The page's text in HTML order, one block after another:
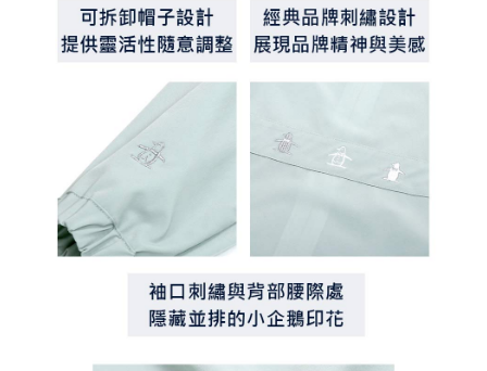
３．未成年的使用者請事先徵得法定代理人或監護人之同意方可使用
「AFTEE先享後付」，若未經同意申辦者引起之損失，本公司不負相關責
時審查核予不同之上限額度；若仍有額度不足之情形，本公司將視審查結果
請求用戶進行身份認證。
５．嚴禁一人註冊多個帳號或使用他人資訊註冊。若發現惡意使用之情形，
恩沛科技股份有限公司將有權停止該用戶之使用額度並採取法律行動。
免運費